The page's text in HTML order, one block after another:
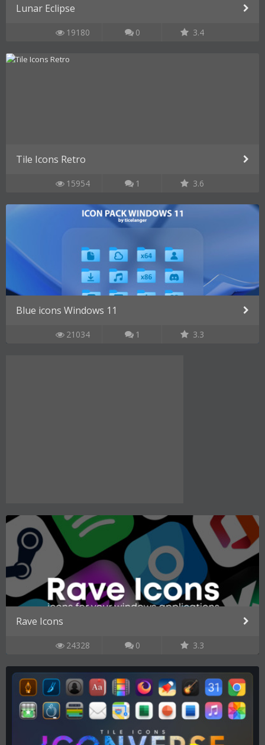
Lunar Eclipse
19180 0 3.4
Tile Icons Retro
15954 1 3.6
Blue icons Windows 11
21034 1 3.3
Rave Icons
24328 0 3.3